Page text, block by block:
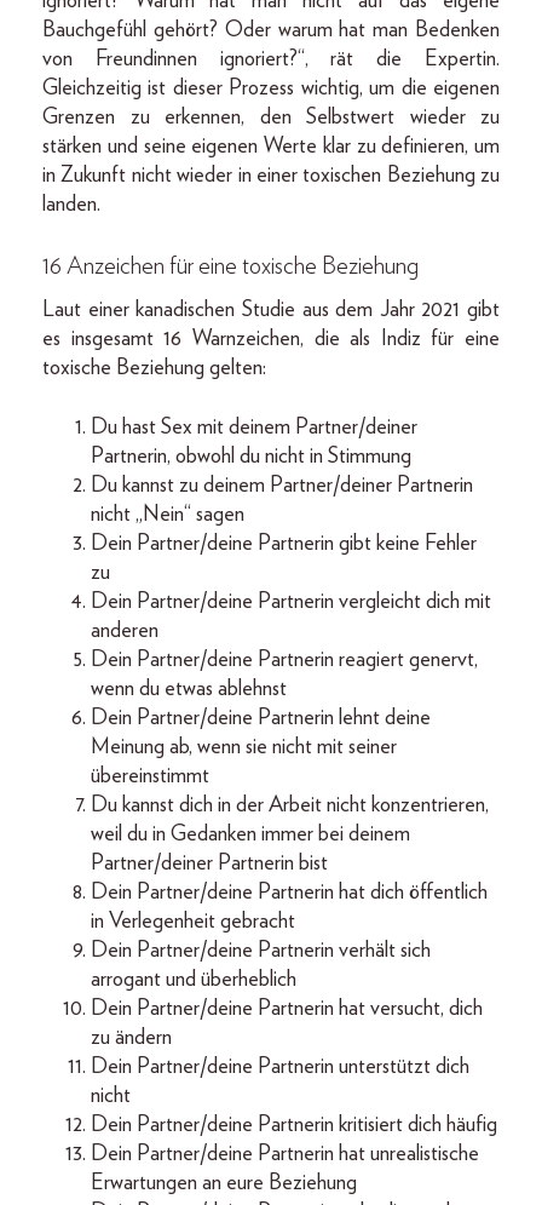
Bauchgefühl gehört? Oder warum hat man Bedenken
von Freundinnen ignoriert?“, rät die Expertin.
Gleichzeitig ist dieser Prozess wichtig, um die eigenen
Grenzen zu erkennen, den Selbstwert wieder zu
stärken und seine eigenen Werte klar zu definieren, um
in Zukunft nicht wieder in einer toxischen Beziehung zu
landen.
16 Anzeichen für eine toxische Beziehung
Laut einer kanadischen Studie aus dem Jahr 2021 gibt
es insgesamt 16 Warnzeichen, die als Indiz für eine
toxische Beziehung gelten:
Du hast Sex mit deinem Partner/deiner
Partnerin, obwohl du nicht in Stimmung
Du kannst zu deinem Partner/deiner Partnerin
nicht „Nein“ sagen
Dein Partner/deine Partnerin gibt keine Fehler
zu
Dein Partner/deine Partnerin vergleicht dich mit
anderen
Dein Partner/deine Partnerin reagiert genervt,
wenn du etwas ablehnst
Dein Partner/deine Partnerin lehnt deine
Meinung ab, wenn sie nicht mit seiner
übereinstimmt
Du kannst dich in der Arbeit nicht konzentrieren,
weil du in Gedanken immer bei deinem
Partner/deiner Partnerin bist
Dein Partner/deine Partnerin hat dich öffentlich
in Verlegenheit gebracht
Dein Partner/deine Partnerin verhält sich
arrogant und überheblich
Dein Partner/deine Partnerin hat versucht, dich
zu ändern
Dein Partner/deine Partnerin unterstützt dich
nicht
Dein Partner/deine Partnerin kritisiert dich häufig
Dein Partner/deine Partnerin hat unrealistische
Erwartungen an eure Beziehung